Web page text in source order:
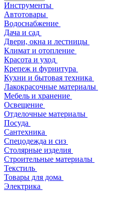
Инструменты
Автотовары
Водоснабжение
Дача и сад
Двери, окна и лестницы
Климат и отопление
Красота и уход
Крепеж и фурнитура
Кухни и бытовая техника
Лакокрасочные материалы
Мебель и хранение
Освещение
Отделочные материалы
Посуда
Сантехника
Спецодежда и сиз
Столярные изделия
Строительные материалы
Текстиль
Товары для дома
Электрика